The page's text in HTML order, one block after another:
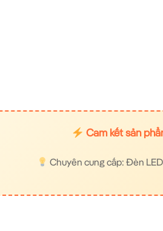
Cam kết sản
Chuyên cung cấp: Đèn